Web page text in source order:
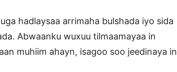
hadlaysaa arrimaha bulshada iyo sida
Abwaanku wuxuu tilmaamayaa in
muhiim ahayn, isagoo soo jeedinaya in